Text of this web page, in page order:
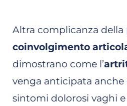
Altra complicanza della
coinvolgimento
dimostrano come l’
venga anticipata anche
sintomi dolorosi vaghi